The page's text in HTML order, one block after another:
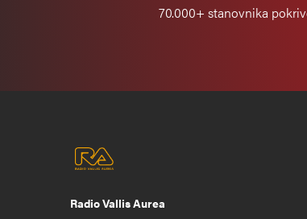
70.000+ stanovnika
Radio Vallis Aurea